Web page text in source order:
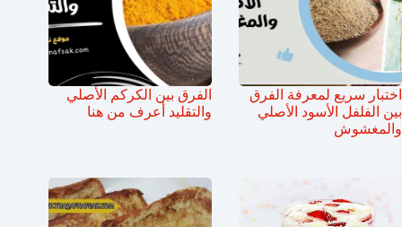
اختبار سريع لمعرفة الفرق
بين الفلفل الأسود الأصلي
والمغشوش
الفرق بين الكركم الأصلي
والتقليد أعرف من هنا